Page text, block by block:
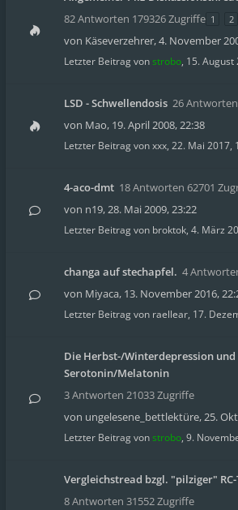
82 Antworten 179326 Zugriffe 1 2
von Käseverzehrer,4. November
Letzter Beitrag vonstrobo, 15. August
LSD - Schwellendosis 26
von Mao, 19. April 2008, 22:38
Letzter Beitrag vonxxx, 22. Mai 2017,
4-aco-dmt 18 Antworten 62701
von n19,28. Mai 2009, 23:22
Letzter Beitrag von broktok, 4. März
changa auf stechapfel. 4
von Miyaca, 13. November 2016,
Letzter Beitrag von raellear, 17.
Die Herbst-/Winterdepression und
Serotonin/Melatonin
3 Antworten 21033 Zugriffe
von ungelesene_bettlektüre,25.
Letzter Beitrag vonstrobo, 9.
Vergleichstread bzgl. "pilziger"
8 Antworten 31552 Zugriffe